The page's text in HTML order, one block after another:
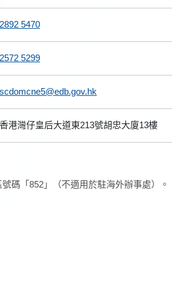
2892 5470
2572 5299
scdomcne5@edb.gov.hk
香港灣仔皇后大道東213號胡忠大廈13樓
碼「852」（不適用於駐海外辦事處）。